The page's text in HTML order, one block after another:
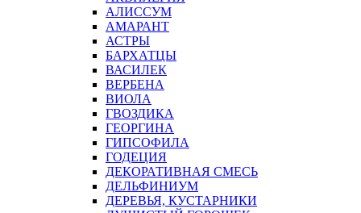
АЛИССУМ
АМАРАНТ
АСТРЫ
БАРХАТЦЫ
ВАСИЛЕК
ВЕРБЕНА
ВИОЛА
ГВОЗДИКА
ГЕОРГИНА
ГИПСОФИЛА
ГОДЕЦИЯ
ДЕКОРАТИВНАЯ СМЕСЬ
ДЕЛЬФИНИУМ
ДЕРЕВЬЯ, КУСТАРНИКИ